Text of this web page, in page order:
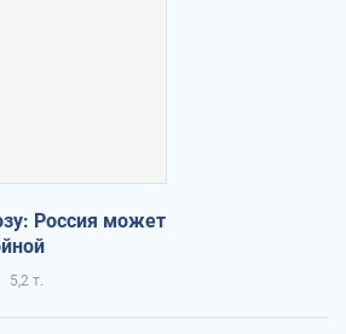
Россия может
5,2 т.